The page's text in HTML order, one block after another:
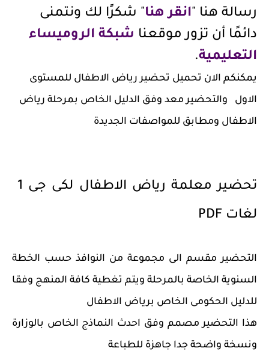
رسالة هنا "انقر هنا" شكرًا لك ونتمنى
دائمًا أن تزور موقعنا شبكة الروميساء
التعليمية.
يمكنكم الان تحميل تحضير رياض الاطفال للمستوى
الاول والتحضير معد وفق الدليل الخاص بمرحلة رياض
الاطفال ومطابق للمواصفات الجديدة
لغات PDF
التحضير مقسم الى مجموعة من النوافذ حسب الخطة
السنوية الخاصة بالمرحلة ويتم تغطية كافة المنهج وفقا
للدليل الحكومى الخاص برياض الاطفال
هذا التحضير مصمم وفق احدث النماذج الخاص بالوزارة
ونسخة واضحة جدا جاهزة للطباعة